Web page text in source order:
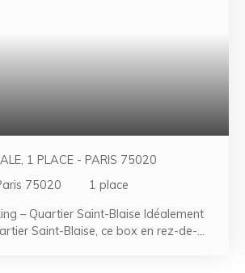
1 PLACE - PARIS 75020
75020 1 place
– Quartier Saint-Blaise Idéalement
Saint-Blaise, ce box en rez-de-